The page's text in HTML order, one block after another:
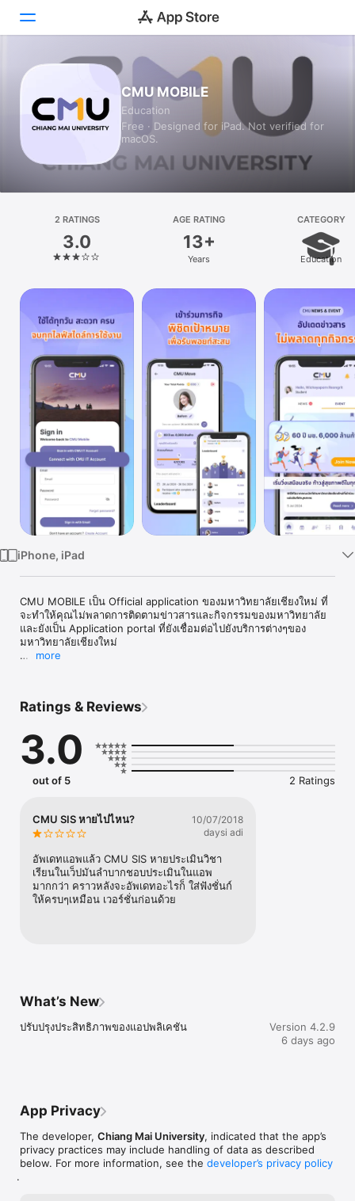
Games
Platform
iPhone
iPad
Vision
Watch
TV
CMU MOBILE
Education
Free · Designed for iPad. Not verified for
macOS.
2 RATINGS
3.0
AGE RATING
13+
Years
CATEGORY
Education
iPhone, iPad
CMU MOBILE เป็น Official application ของมหาวิทยาลัยเชียงใหม่ ที่
จะทำให้คุณไม่พลาดการติดตามข่าวสารและกิจกรรมของมหาวิทยาลัย
และยังเป็น Application portal ที่ยังเชื่อมต่อไปยังบริการต่างๆของ
มหาวิทยาลัยเชียงใหม่
more
Ratings & Reviews
3.0
out of 5 2 Ratings
CMU SIS หายไปไหน?
10/07/2018
daysi adi
อัพเดทแอพแล้ว CMU SIS หายประเมินวิชา
เรียนในเว็ปมันลำบากชอบประเมินในแอพ
มากกว่า คราวหลังจะอัพเดทอะไรก็ ใส่ฟังชั่นก์
ให้ครบๆเหมือน เวอร์ชั่นก่อนด้วย
What’s New
ปรับปรุงประสิทธิภาพของแอปพลิเคชัน
Version 4.2.9
6 days ago
App Privacy
The developer, Chiang Mai University, indicated that the app’s
privacy practices may include handling of data as described
below. For more information, see the developer’s privacy policy
.